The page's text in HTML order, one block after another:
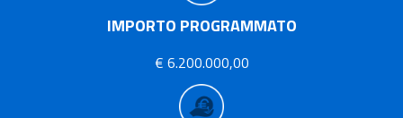
IMPORTO PROGRAMMATO
€ 6.200.000,00